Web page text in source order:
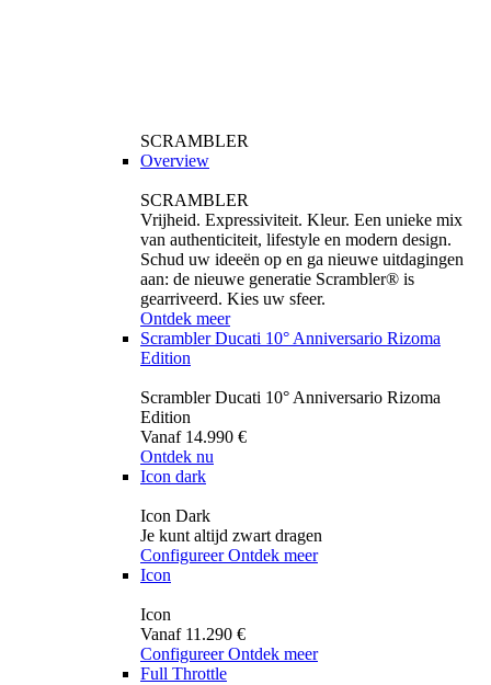
SCRAMBLER
Overview
SCRAMBLER
Vrijheid. Expressiviteit. Kleur. Een unieke mix
van authenticiteit, lifestyle en modern design.
Schud uw ideeën op en ga nieuwe uitdagingen
aan: de nieuwe generatie Scrambler® is
gearriveerd. Kies uw sfeer.
Ontdek meer
Scrambler Ducati 10° Anniversario Rizoma
Edition
Scrambler Ducati 10° Anniversario Rizoma
Edition
Vanaf 14.990 €
Ontdek nu
Icon dark
Icon Dark
Je kunt altijd zwart dragen
Configureer Ontdek meer
Icon
Icon
Vanaf 11.290 €
Configureer Ontdek meer
Full Throttle